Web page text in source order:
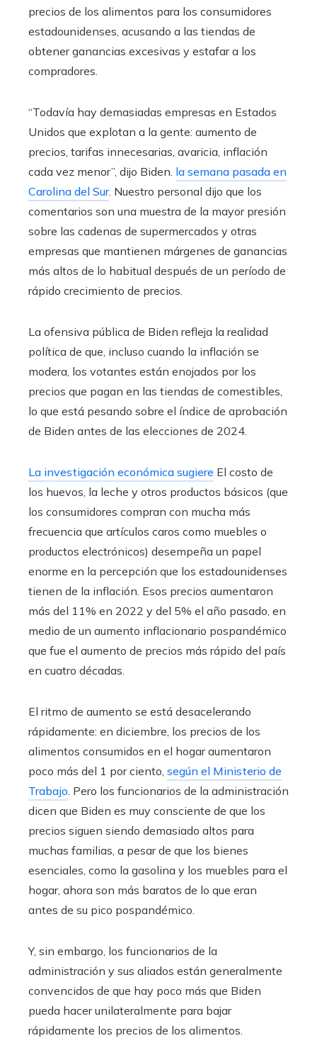
precios de los alimentos para los consumidores
estadounidenses, acusando a las tiendas de
obtener ganancias excesivas y estafar a los
compradores.
“Todavía hay demasiadas empresas en Estados
Unidos que explotan a la gente: aumento de
precios, tarifas innecesarias, avaricia, inflación
cada vez menor”, ​​dijo Biden. la semana pasada en
Carolina del Sur. Nuestro personal dijo que los
comentarios son una muestra de la mayor presión
sobre las cadenas de supermercados y otras
empresas que mantienen márgenes de ganancias
más altos de lo habitual después de un período de
rápido crecimiento de precios.
La ofensiva pública de Biden refleja la realidad
política de que, incluso cuando la inflación se
modera, los votantes están enojados por los
precios que pagan en las tiendas de comestibles,
lo que está pesando sobre el índice de aprobación
de Biden antes de las elecciones de 2024.
La investigación económica sugiere El costo de
los huevos, la leche y otros productos básicos (que
los consumidores compran con mucha más
frecuencia que artículos caros como muebles o
productos electrónicos) desempeña un papel
enorme en la percepción que los estadounidenses
tienen de la inflación. Esos precios aumentaron
más del 11% en 2022 y del 5% el año pasado, en
medio de un aumento inflacionario pospandémico
que fue el aumento de precios más rápido del país
en cuatro décadas.
El ritmo de aumento se está desacelerando
rápidamente: en diciembre, los precios de los
alimentos consumidos en el hogar aumentaron
poco más del 1 por ciento, según el Ministerio de
Trabajo. Pero los funcionarios de la administración
dicen que Biden es muy consciente de que los
precios siguen siendo demasiado altos para
muchas familias, a pesar de que los bienes
esenciales, como la gasolina y los muebles para el
hogar, ahora son más baratos de lo que eran
antes de su pico pospandémico.
Y, sin embargo, los funcionarios de la
administración y sus aliados están generalmente
convencidos de que hay poco más que Biden
pueda hacer unilateralmente para bajar
rápidamente los precios de los alimentos.